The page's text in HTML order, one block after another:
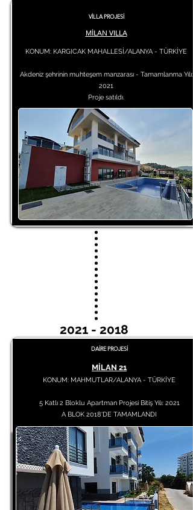
VİLLA PROJESİ
MİLAN VILLA
KONUM: KARGICAK MAHALLESİ/ALANYA - TÜRKİYE
Akdeniz şehrinin muhteşem manzarası - Tamamlanma Yılı:
2021
Proje satıldı.
2021 - 2018
DAİRE PROJESİ
MİLAN 21​​
KONUM: MAHMUTLAR/ALANYA - TÜRKİYE
5 Katlı 2 Bloklu Apartman Projesi Bitiş Yılı: 2021
A BLOK 2018'DE TAMAMLANDI